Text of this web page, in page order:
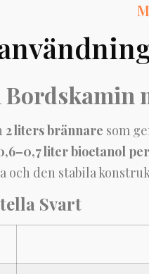
2 liters brännare som
liter bioetanol
och den stabila
Svart